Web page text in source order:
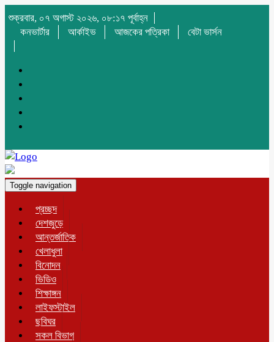
শুক্রবার, ০৭ অগাস্ট ২০২৬, ০৮:১৭ পূর্বাহ্ন
কনভার্টার
আর্কাইভ আজকের পত্রিকা বেটা ভার্সন
Toggle navigation
প্রচ্ছদ
দেশজুড়ে
আন্তর্জাতিক
খেলাধুলা
বিনোদন
ভিডিও
শিক্ষাঙ্গন
লাইফস্টাইল
ছবিঘর
সকল বিভাগ